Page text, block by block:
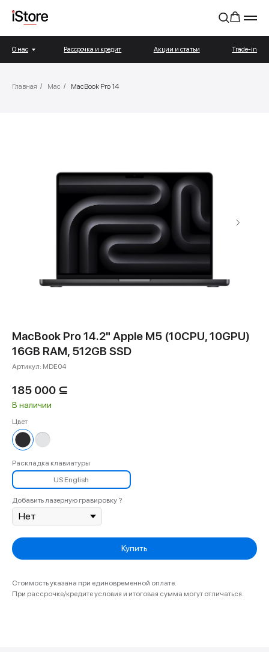
О нас Рассрочка и кредит Акции и статьи Trade-in
Главная / Mac / MacBook Pro 14
MacBook Pro 14.2" Apple M5 (10СPU, 10GPU)
16GB RAM, 512GB SSD
Артикул: MDE04
185 000 ⊆
В наличии
Цвет
Раскладка клавиатуры
US English
Добавить лазерную гравировку ?
Купить
Стоимость указана при единовременной оплате.
При рассрочке/кредите условия и итоговая сумма могут отличаться.